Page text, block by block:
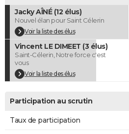
COPAINS D'AVANT
S'inscrire
Se connecter
Lycées
Collèges
Primaires
Universités
Entreprises
Service militaire
Avis de recherche
AVIS DE DÉCÈS
FORUM
Bricolage
Lifestyle
Culture
Sport
Auto
Television
Voyage
Cinema
Jacky AÎNÉ (12 élus)
Nouvel élan pour Saint Célerin
Voir la liste des élus
Vincent LE DIMEET (3 élus)
Saint-Célerin, Notre force c'est
vous
Voir la liste des élus
Participation au scrutin
Taux de participation